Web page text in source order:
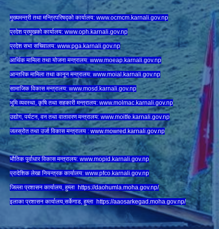
मुख्यमन्त्री तथा मन्त्रिपरिषद्को कार्यालय: www.ocmcm.karnali.gov.np
प्रदेश प्रमुखको कार्यालय: www.oph.karnali.gov.np
प्रदेश सभा सचिवालय: www.pga.karnali.gov.np
आर्थिक मामिला तथा योजना मन्त्रालय: www.moeap.karnali.gov.np
आन्तरिक मामिला तथा कानून मन्त्रालय: www.moial.karnali.gov.np
सामाजिक विकास मन्त्रालय: www.mosd.karnali.gov.np
भुमि व्यवस्था, कृषि तथा सहकारी मन्त्रालय: www.molmac.karnali.gov.np
उद्योग, पर्यटन, वन तथा वातावरण मन्त्रालय: www.moitfe.karnali.gov.np
जलस्रोत तथा उर्जा विकास मन्त्रालय : www.mowred.karnali.gov.np
भौतिक पूर्वाधार विकास मन्त्रालय: www.mopid.karnali.gov.np
प्रादेशिक लेखा नियन्त्रक कार्यालय: www.pfco.karnali.gov.np
जिल्ला प्रशासन कार्यालय, हुम्ला https://daohumla.moha.gov.np/
इलाका प्रशासन कार्यालय,सर्केगाड, हुम्ला https://aaosarkegad.moha.gov.np/